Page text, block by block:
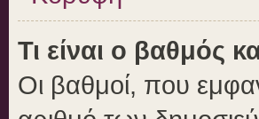
Τι είναι ο βαθμός
Οι βαθμοί, που